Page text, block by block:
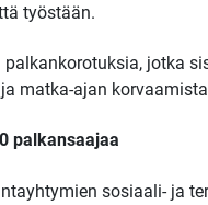
työstään.
jotka
matka-ajan
palkansaajaa
sosiaali- ja